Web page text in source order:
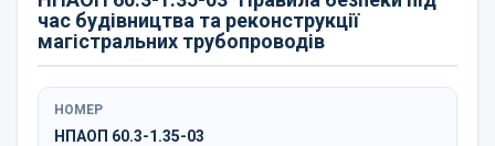
час будівництва та реконструкції
магістральних трубопроводів
НОМЕР
НПАОП 60.3-1.35-03